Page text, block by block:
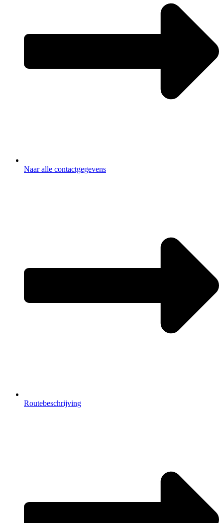
Naar alle contactgegevens
Routebeschrijving